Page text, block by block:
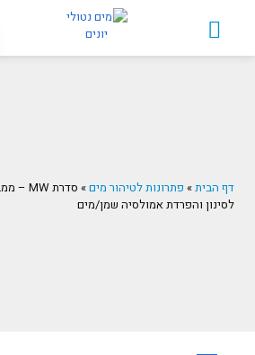
דף הבית» פתרונות לטיהור מים»
לסינון והפרדת אמולסיה שמן/מים